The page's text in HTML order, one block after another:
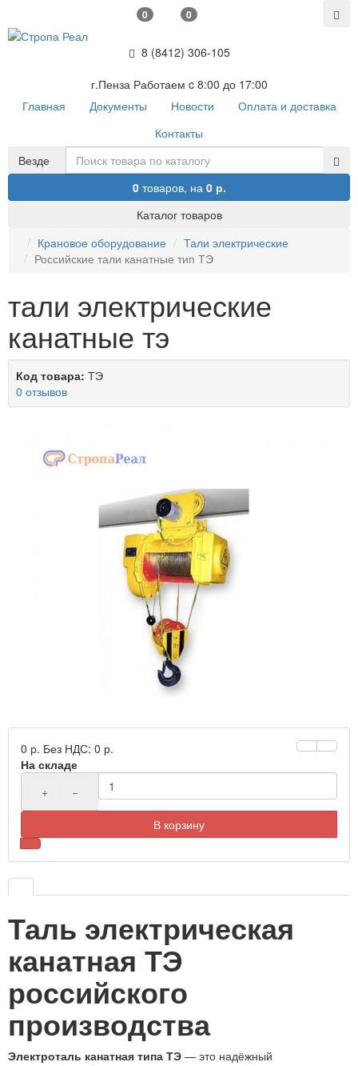
0 0
8 (8412) 306-105
г.Пенза Работаем c 8:00 до 17:00
Главная
Документы Новости
Оплата и доставка
Контакты
Везде
0товаров, на 0 р.
Каталог товаров
Крановое оборудование
Тали электрические
Российские тали канатные тип ТЭ
тали электрические
канатные тэ
Код товара: ТЭ
0 отзывов
0 р. Без НДС: 0 р.
На складе
+
−
В корзину
Таль электрическая
канатная ТЭ
российского
производства
Электроталь канатная типа ТЭ — это надёжный